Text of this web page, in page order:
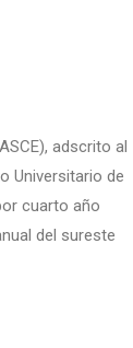
adscrito al
Universitario de
cuarto año
del sureste